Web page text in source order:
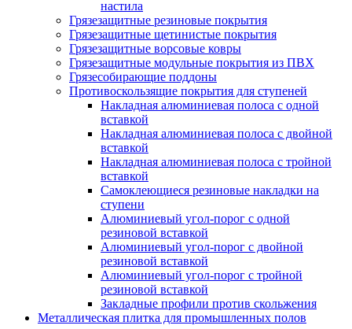
настила
Грязезащитные резиновые покрытия
Грязезащитные щетинистые покрытия
Грязезащитные ворсовые ковры
Грязезащитные модульные покрытия из ПВХ
Грязесобирающие поддоны
Противоскользящие покрытия для ступеней
Накладная алюминиевая полоса с одной
вставкой
Накладная алюминиевая полоса с двойной
вставкой
Накладная алюминиевая полоса с тройной
вставкой
Самоклеющиеся резиновые накладки на
ступени
Алюминиевый угол-порог с одной
резиновой вставкой
Алюминиевый угол-порог с двойной
резиновой вставкой
Алюминиевый угол-порог с тройной
резиновой вставкой
Закладные профили против скольжения
Металлическая плитка для промышленных полов